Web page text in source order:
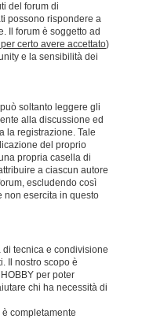
del forum di
possono rispondere a
Il forum è soggetto ad
certo avere accettato)
e la sensibilità dei
soltanto leggere gli
alla discussione ed
la registrazione. Tale
del proprio
propria casella di
a ciascun autore
escludendo così
non esercita in questo
tecnica e condivisione
Il nostro scopo è
per poter
chi ha necessità di
completamente